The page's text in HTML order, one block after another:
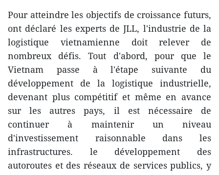
Pour atteindre les objectifs de croissance futurs,
ont déclaré les experts de JLL, l'industrie de la
logistique vietnamienne doit relever de
nombreux défis. Tout d'abord, pour que le
Vietnam passe à l'étape suivante du
développement de la logistique industrielle,
devenant plus compétitif et même en avance
sur les autres pays, il est nécessaire de
continuer à maintenir un niveau
d'investissement raisonnable dans les
infrastructures. le développement des
autoroutes et des réseaux de services publics, y